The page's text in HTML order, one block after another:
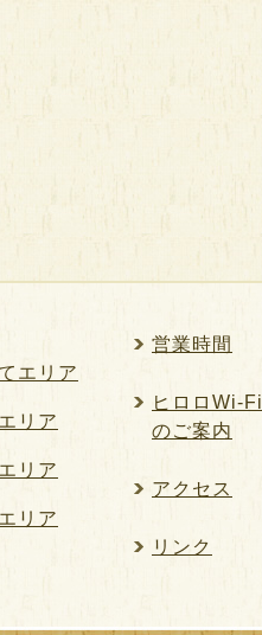
エリア
リア
リア
リア
営業時間
ヒロロWi-Fi
のご案内
アクセス
リンク